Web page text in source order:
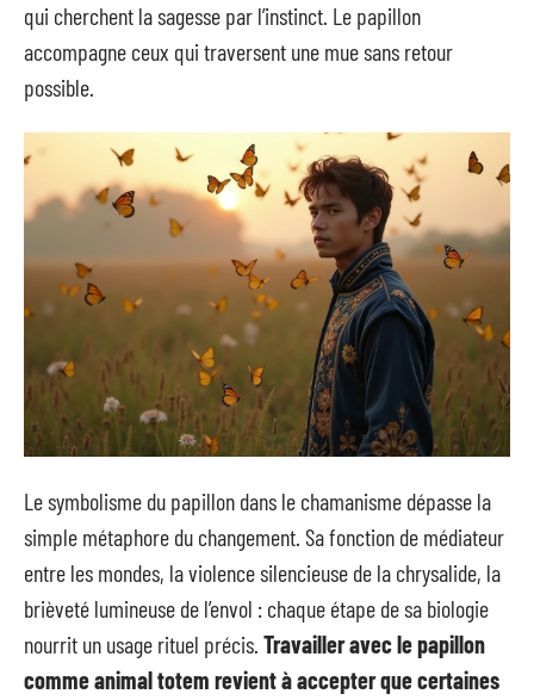
qui cherchent la sagesse par l’instinct. Le papillon
accompagne ceux qui traversent une mue sans retour
possible.
Le symbolisme du papillon dans le chamanisme dépasse la
simple métaphore du changement. Sa fonction de médiateur
entre les mondes, la violence silencieuse de la chrysalide, la
brièveté lumineuse de l’envol : chaque étape de sa biologie
nourrit un usage rituel précis. Travailler avec le papillon
comme animal totem revient à accepter que certaines